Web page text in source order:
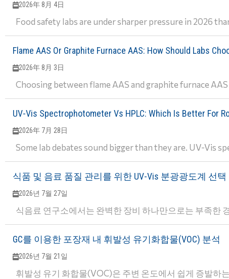
2026年 8月 4日
Food safety labs are under sharper pressure in 2026
Flame AAS Or Graphite Furnace AAS: How Should Labs
2026年 8月 3日
Choosing between flame AAS and graphite furnace
UV-Vis Spectrophotometer Vs HPLC: Which Is Better For
2026年 7月 28日
Some lab debates sound bigger than they are. UV-Vis
식품 및 음료 품질 관리를 위한 UV-Vis 분광광도계 선택
2026년 7월 27일
식음료 연구소에서는 완벽한 장비 하나만으로는 부족한
GC를 이용한 포장재 내 휘발성 유기화합물(VOC) 분석
2026년 7월 21일
휘발성 유기 화합물(VOC)은 주변 온도에서 쉽게 증발하